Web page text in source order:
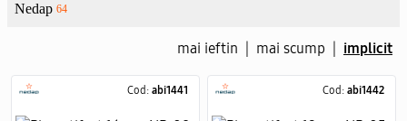
Nedap 64
mai ieftin mai scump implicit
Cod: abi1441 Cod: abi1442